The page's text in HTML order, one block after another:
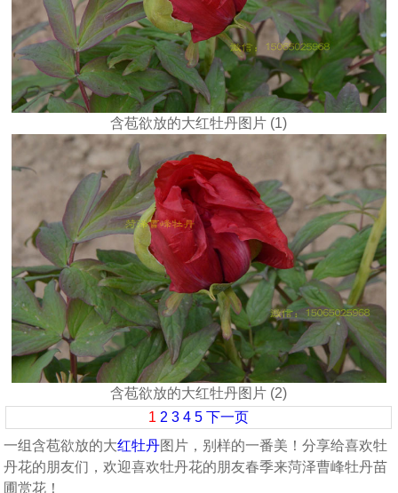
含苞欲放的大红牡丹图片 (1)
含苞欲放的大红牡丹图片 (2)
1 2 3 4 5 下一页
一组含苞欲放的大红牡丹图片，别样的一番美！分享给喜欢牡
丹花的朋友们，欢迎喜欢牡丹花的朋友春季来菏泽曹峰牡丹苗
圃赏花！